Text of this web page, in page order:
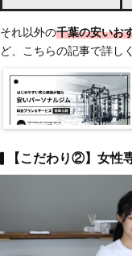
それ以外の千葉の安いお
ど、こちらの記事で詳し
【こだわり②】女性